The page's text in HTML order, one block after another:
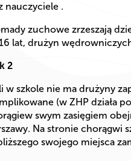
nauczyciele .
zuchowe zrzeszają
lat, drużyn
2
w szkole nie ma drużyny
(w ZHP działa
swym zasięgiem
Na stronie chorągwi
swojego miejsca